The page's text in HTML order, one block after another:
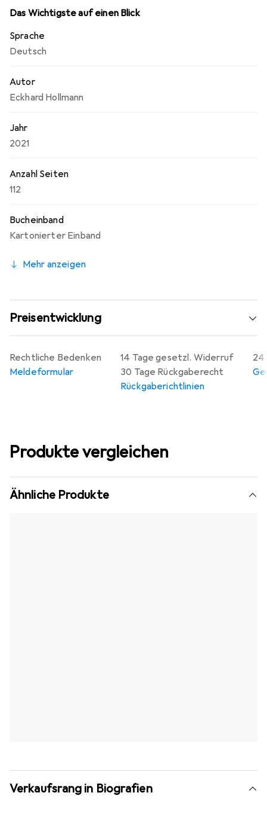
die Kunst einer der bekanntesten Künstler*innen der
Das Wichtigste auf einen Blick
Sprache
Deutsch
Autor
Eckhard Hollmann
Jahr
2021
Anzahl Seiten
112
Bucheinband
Kartonierter Einband
Mehr anzeigen
Preisentwicklung
14 Tage gesetzl. Widerruf
30 Tage Rückgaberecht
Rückgaberichtlinien
24
Rechtliche Bedenken
Meldeformular
Produkte vergleichen
Ähnliche Produkte
Verkaufsrang in Biografien